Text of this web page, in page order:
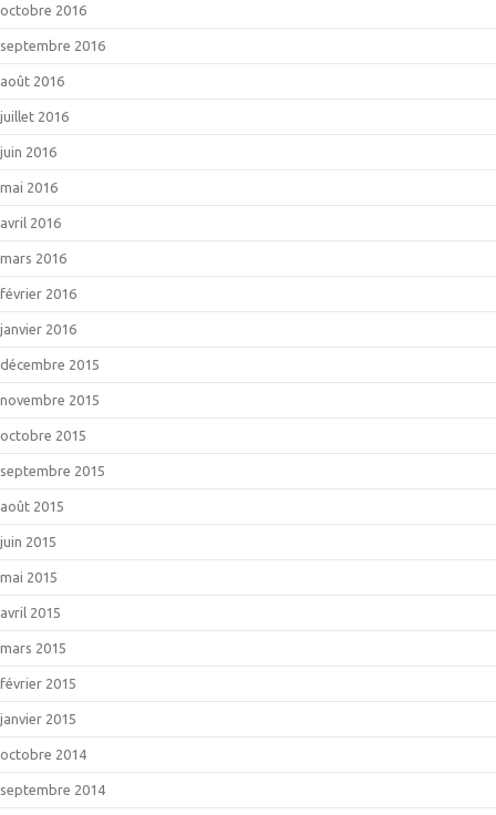
octobre 2016
septembre 2016
août 2016
juillet 2016
juin 2016
mai 2016
avril 2016
mars 2016
février 2016
janvier 2016
décembre 2015
novembre 2015
octobre 2015
septembre 2015
août 2015
juin 2015
mai 2015
avril 2015
mars 2015
février 2015
janvier 2015
octobre 2014
septembre 2014